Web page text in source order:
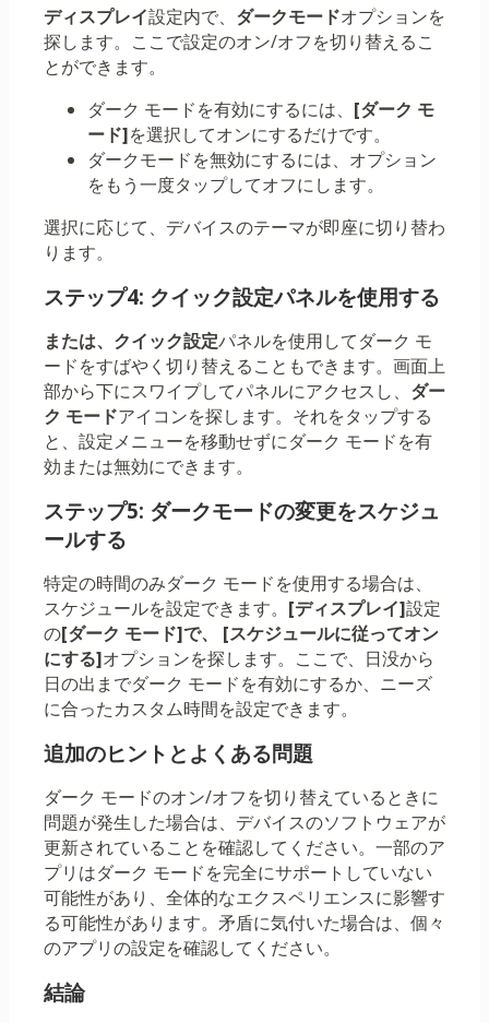
ディスプレイ設定内で、 ダークモードオプションを
探します。ここで設定のオン/オフを切り替えるこ
とができます。
ダーク モードを有効にするには、 [ダーク モ
ード]を選択してオンにするだけです。
ダークモードを無効にするには、オプション
をもう一度タップしてオフにします。
選択に応じて、デバイスのテーマが即座に切り替わ
ります。
ステップ4: クイック設定パネルを使用する
または、クイック設定パネルを使用してダーク モ
ードをすばやく切り替えることもできます。画面上
部から下にスワイプしてパネルにアクセスし、 ダー
ク モードアイコンを探します。それをタップする
と、設定メニューを移動せずにダーク モードを有
効または無効にできます。
ステップ5: ダークモードの変更をスケジュ
ールする
特定の時間のみダーク モードを使用する場合は、
スケジュールを設定できます。 [ディスプレイ]設定
の[ダーク モード]で、 [スケジュールに従ってオン
にする]オプションを探します。ここで、日没から
日の出までダーク モードを有効にするか、ニーズ
に合ったカスタム時間を設定できます。
追加のヒントとよくある問題
ダーク モードのオン/オフを切り替えているときに
問題が発生した場合は、デバイスのソフトウェアが
更新されていることを確認してください。一部のア
プリはダーク モードを完全にサポートしていない
可能性があり、全体的なエクスペリエンスに影響す
る可能性があります。矛盾に気付いた場合は、個々
のアプリの設定を確認してください。
結論